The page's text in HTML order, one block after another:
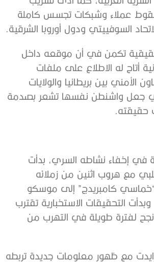
عملاء وشبكات تجسس كاملة
السوفييتي ودول أوروبا الشرقية.
تكمن في أن موقعه داخل
أتاح له الاطلاع على ملفات
الأمني بين بريطانيا والولايات
جعل واشنطن نفسها تشعر بصدمة
حقيقته.
في إخفاء نشاطه السري، بدأت
مع هروب اثنين من زملائه
“خماسي كامبريدج” إلى موسكو
التحقيقات الاستخبارية تقترب
نجح لفترة طويلة في التهرب من
مع ظهور معلومات جديدة تربطه